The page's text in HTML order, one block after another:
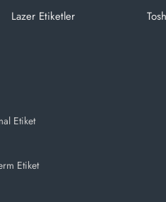
Lazer Etiketler
Etiket
Etiket